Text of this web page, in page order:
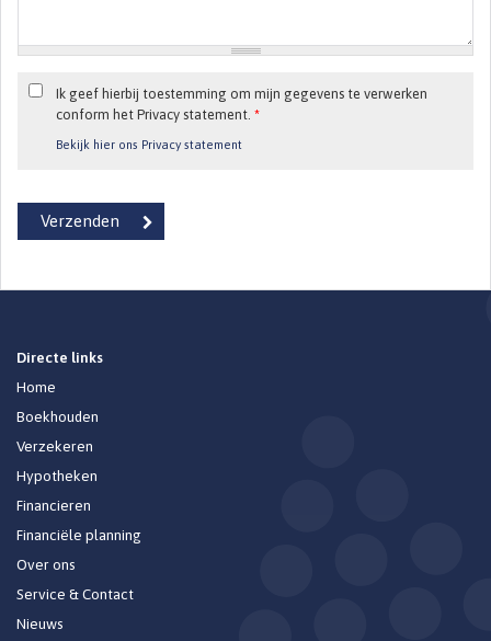
Ik geef hierbij toestemming om mijn gegevens te verwerken
conform het Privacy statement. *
Bekijk hier ons Privacy statement
Directe links
Home
Boekhouden
Verzekeren
Hypotheken
Financieren
Financiële planning
Over ons
Service & Contact
Nieuws